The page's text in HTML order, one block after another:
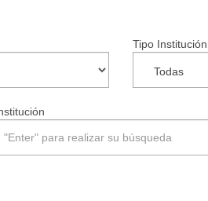
Tipo Institución
Todas